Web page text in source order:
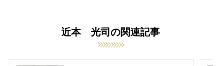
近本 光司の関連記事